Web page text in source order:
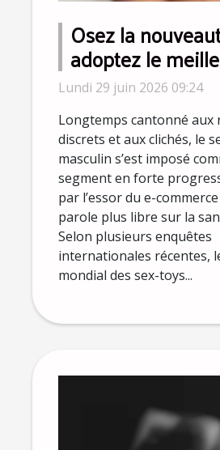
Osez la
adoptez le
pour homme
sexologues
Lundi 29 juin 2026 09:24
Longtemps cantonné aux
discrets et aux clichés, le
masculin s’est imposé
segment en forte
par l’essor du e-
parole plus libre sur la
Selon plusieurs enquêtes
internationales récentes,
mondial des sex-toys...